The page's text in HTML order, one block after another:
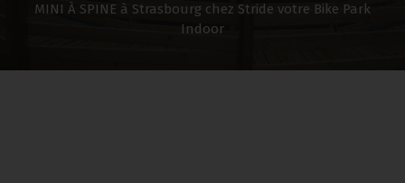
MINI À SPINE à Strasbourg chez Stride votre Bike Park
Indoor